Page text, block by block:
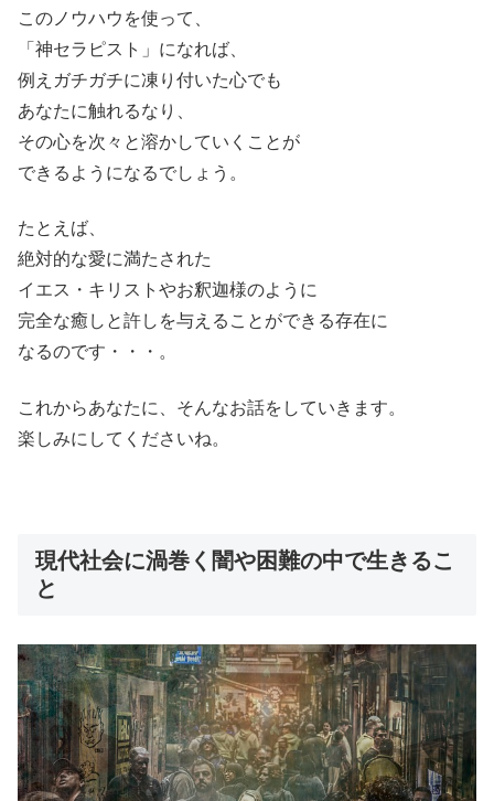
このノウハウを使って、
「神セラピスト」になれば、
例えガチガチに凍り付いた心でも
あなたに触れるなり、
その心を次々と溶かしていくことが
できるようになるでしょう。
たとえば、
絶対的な愛に満たされた
イエス・キリストやお釈迦様のように
完全な癒しと許しを与えることができる存在に
なるのです・・・。
これからあなたに、そんなお話をしていきます。
楽しみにしてくださいね。
現代社会に渦巻く闇や困難の中で生きるこ
と